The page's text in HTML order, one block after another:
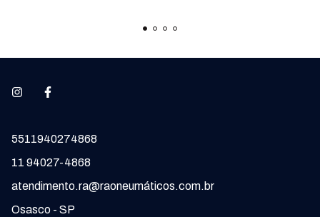
5511940274868
11 94027-4868
atendimento.ra@raoneumáticos.com.br
Osasco - SP